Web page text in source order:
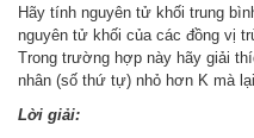
Hãy tính nguyên tử khối trung
nguyên tử khối của các đồng vị
Trong trường hợp này hãy giải
nhân (số thứ tự) nhỏ hơn K mà
Lời giải: